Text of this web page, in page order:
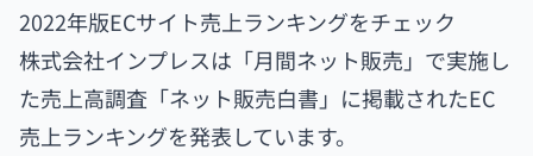
2022年版ECサイト売上ランキングをチェック
株式会社インプレスは「月間ネット販売」で実施し
た売上高調査「ネット販売白書」に掲載されたEC
売上ランキングを発表しています。